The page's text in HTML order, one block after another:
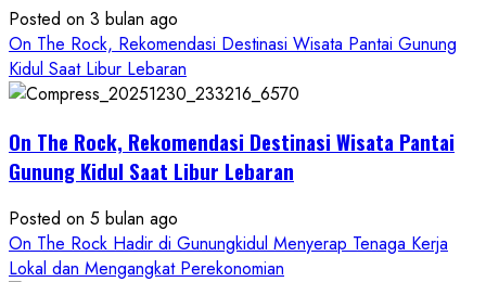
Baru,
Padukan
Keindahan
Alam
Wisata
Kekinian
Posted on 3 bulan ago
On The Rock, Rekomendasi Destinasi Wisata Pantai Gunung
Kidul Saat Libur Lebaran
On The Rock, Rekomendasi Destinasi Wisata Pantai
Gunung Kidul Saat Libur Lebaran
Posted on 5 bulan ago
On The Rock Hadir di Gunungkidul Menyerap Tenaga Kerja
Lokal dan Mengangkat Perekonomian